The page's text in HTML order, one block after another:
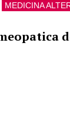
MEDICINA